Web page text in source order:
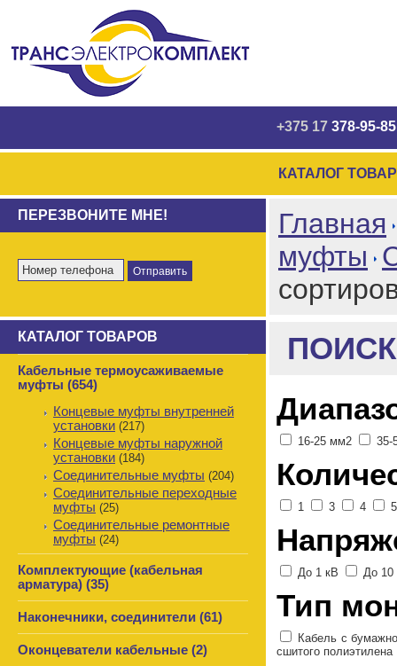
+375 17 378-95-85
КАТАЛОГ
ПЕРЕЗВОНИТЕ МНЕ!
КАТАЛОГ ТОВАРОВ
Кабельные термоусаживаемые
муфты (654)
Концевые муфты внутренней
установки (217)
Концевые муфты наружной
установки (184)
Соединительные муфты (204)
Соединительные переходные
муфты (25)
Соединительные ремонтные
муфты (24)
Комплектующие (кабельная
арматура) (35)
Наконечники, соединители (61)
Оконцеватели кабельные (2)
Главная
муфты
16-25 мм2 35-
1 3 4
До 1 кВ До 10
Тип
Кабель с
сшитого полиэтилена